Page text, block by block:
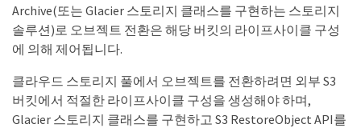
Archive(또는 Glacier 스토리지 클래스를 구현하는 스토리지
솔루션)로 오브젝트 전환은 해당 버킷의 라이프사이클 구성
에 의해 제어됩니다.
클라우드 스토리지 풀에서 오브젝트를 전환하려면 외부 S3
버킷에서 적절한 라이프사이클 구성을 생성해야 하며,
Glacier 스토리지 클래스를 구현하고 S3 RestoreObject API를